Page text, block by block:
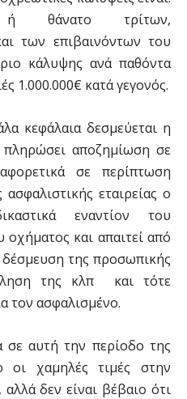
θάνατο τρίτων,
των επιβαινόντων του
κάλυψης ανά παθόντα
1.000.000€ κατά γεγονός.
κεφάλαια δεσμεύεται η
πληρώσει αποζημίωση σε
σε περίπτωση
εταιρείας ο
εναντίον του
οχήματος και απαιτεί από
της προσωπικής
της κλπ και τότε
τον ασφαλισμένο.
σε αυτή την περίοδο της
οι χαμηλές τιμές στην
δεν είναι βέβαιο ότι